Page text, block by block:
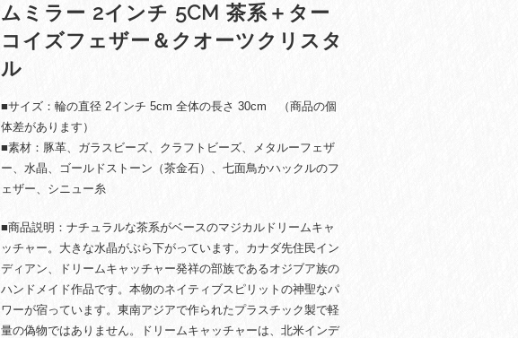
ムミラー 2インチ 5CM 茶系＋ター
コイズフェザー＆クオーツクリスタ
ル
■サイズ：輪の直径 2インチ 5cm 全体の長さ 30cm （商品の個
体差があります）
■素材：豚革、ガラスビーズ、クラフトビーズ、メタルーフェザ
ー、水晶、ゴールドストーン（茶金石）、七面鳥かハックルのフ
ェザー、シニュー糸
■商品説明：ナチュラルな茶系がベースのマジカルドリームキャ
ッチャー。大きな水晶がぶら下がっています。カナダ先住民イン
ディアン、ドリームキャッチャー発祥の部族であるオジブア族の
ハンドメイド作品です。本物のネイティブスピリットの神聖なパ
ワーが宿っています。東南アジアで作られたプラスチック製で軽
量の偽物ではありません。ドリームキャッチャーは、北米インデ